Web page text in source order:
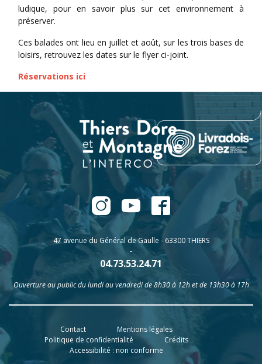
ludique, pour en savoir plus sur cet environnement à
préserver.
Ces balades ont lieu en juillet et août, sur les trois bases de
loisirs, retrouvez les dates sur le flyer ci-joint.
Réservations ici
47 avenue du Général de Gaulle - 63300 THIERS
-
04.73.53.24.71
Ouverture au public du lundi au vendredi de 8h30 à 12h et de 13h30 à 17h
Contact
Mentions légales
Politique de confidentialité
Crédits
Accessibilité : non conforme